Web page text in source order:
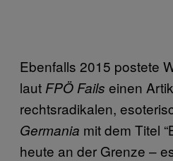
Ebenfalls 2015 postete
laut FPÖ Fails einen
rechtsradikalen,
Germania mit dem Titel
heute an der Grenze –